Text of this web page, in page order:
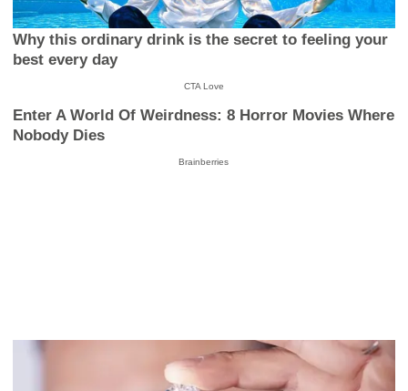
Why this ordinary drink is the secret to feeling your
best every day
CTA Love
Enter A World Of Weirdness: 8 Horror Movies Where
Nobody Dies
Brainberries